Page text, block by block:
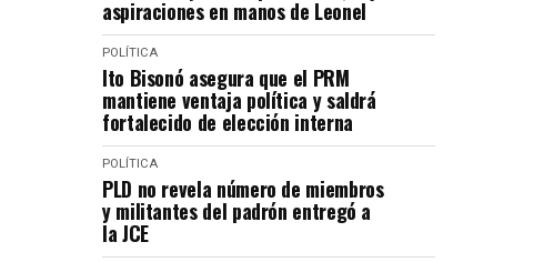
aspiraciones en manos de Leonel
POLÍTICA
Ito Bisonó asegura que el PRM
mantiene ventaja política y saldrá
fortalecido de elección interna
POLÍTICA
PLD no revela número de miembros
y militantes del padrón entregó a
la JCE